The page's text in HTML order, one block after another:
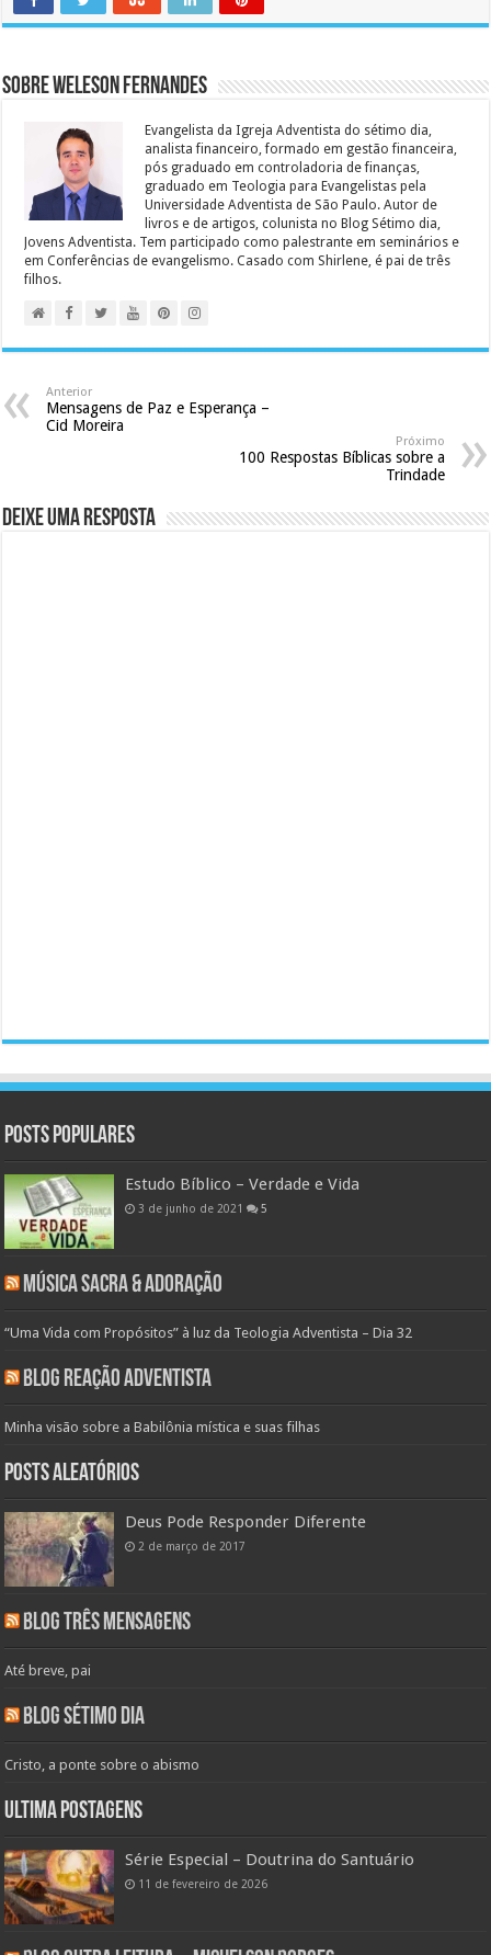
Sobre Weleson Fernandes
Evangelista da Igreja Adventista do sétimo dia,
analista financeiro, formado em gestão financeira,
pós graduado em controladoria de finanças,
graduado em Teologia para Evangelistas pela
Universidade Adventista de São Paulo. Autor de
livros e de artigos, colunista no Blog Sétimo dia,
Jovens Adventista. Tem participado como palestrante em seminários e
em Conferências de evangelismo. Casado com Shirlene, é pai de três
filhos.
Anterior
Mensagens de Paz e Esperança –
Cid Moreira
Próximo
100 Respostas Bíblicas sobre a
Trindade
Deixe uma resposta
Posts populares
Estudo Bíblico – Verdade e Vida
3 de junho de 2021 5
Música Sacra & Adoração
“Uma Vida com Propósitos” à luz da Teologia Adventista – Dia 32
Blog Reação Adventista
Minha visão sobre a Babilônia mística e suas filhas
Posts aleatórios
Deus Pode Responder Diferente
2 de março de 2017
Blog Três Mensagens
Até breve, pai
Blog Sétimo Dia
Cristo, a ponte sobre o abismo
Ultima Postagens
Série Especial – Doutrina do Santuário
11 de fevereiro de 2026